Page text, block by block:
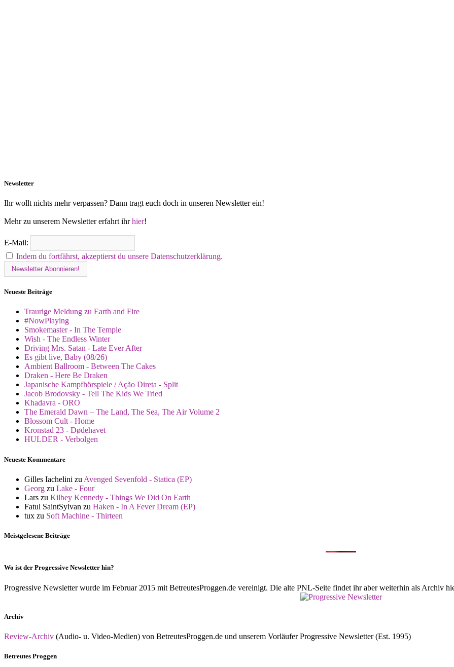
Newsletter
Ihr wollt nichts mehr verpassen? Dann tragt euch doch in unseren Newsletter ein!
Mehr zu unserem Newsletter erfahrt ihrhier!
E-Mail:
Indem du fortfährst, akzeptierst du unsere Datenschutzerklärung.
Neueste Beiträge
Traurige Meldung zu Earth and Fire
#NowPlaying
Smokemaster - In The Temple
Wish - The Endless Winter
Driving Mrs. Satan - Late Ever After
Es gibt live, Baby (08/26)
Ambient Ballroom - Between The Cakes
Draken - Here Be Draken
Japanische Kampfhörspiele / Ação Direta - Split
Jacob Brodovsky - Tell The Kids We Tried
Khadavra - ORO
The Emerald Dawn – The Land, The Sea, The Air Volume 2
Blossom Cult - Home
Kronstad 23 - Dødehavet
HULDER - Verbolgen
Neueste Kommentare
Gilles Iachelini zu Avenged Sevenfold - Statica (EP)
Georg zu Lake - Four
Lars zu Kilbey Kennedy - Things We Did On Earth
Fatul SaintSylvan zu Haken - In A Fever Dream (EP)
tux zu Soft Machine - Thirteen
Meistgelesene Beiträge
Wo ist der Progressive Newsletter hin?
Progressive Newsletter wurde im Februar 2015 mit BetreutesProggen.de vereinigt. Die alte PNL-Seite findet ihr aber weiterhin als Archiv
Archiv
Review-Archiv (Audio- u. Video-Medien) von BetreutesProggen.de und unserem Vorläufer Progressive Newsletter (Est. 1995)
Betreutes Proggen